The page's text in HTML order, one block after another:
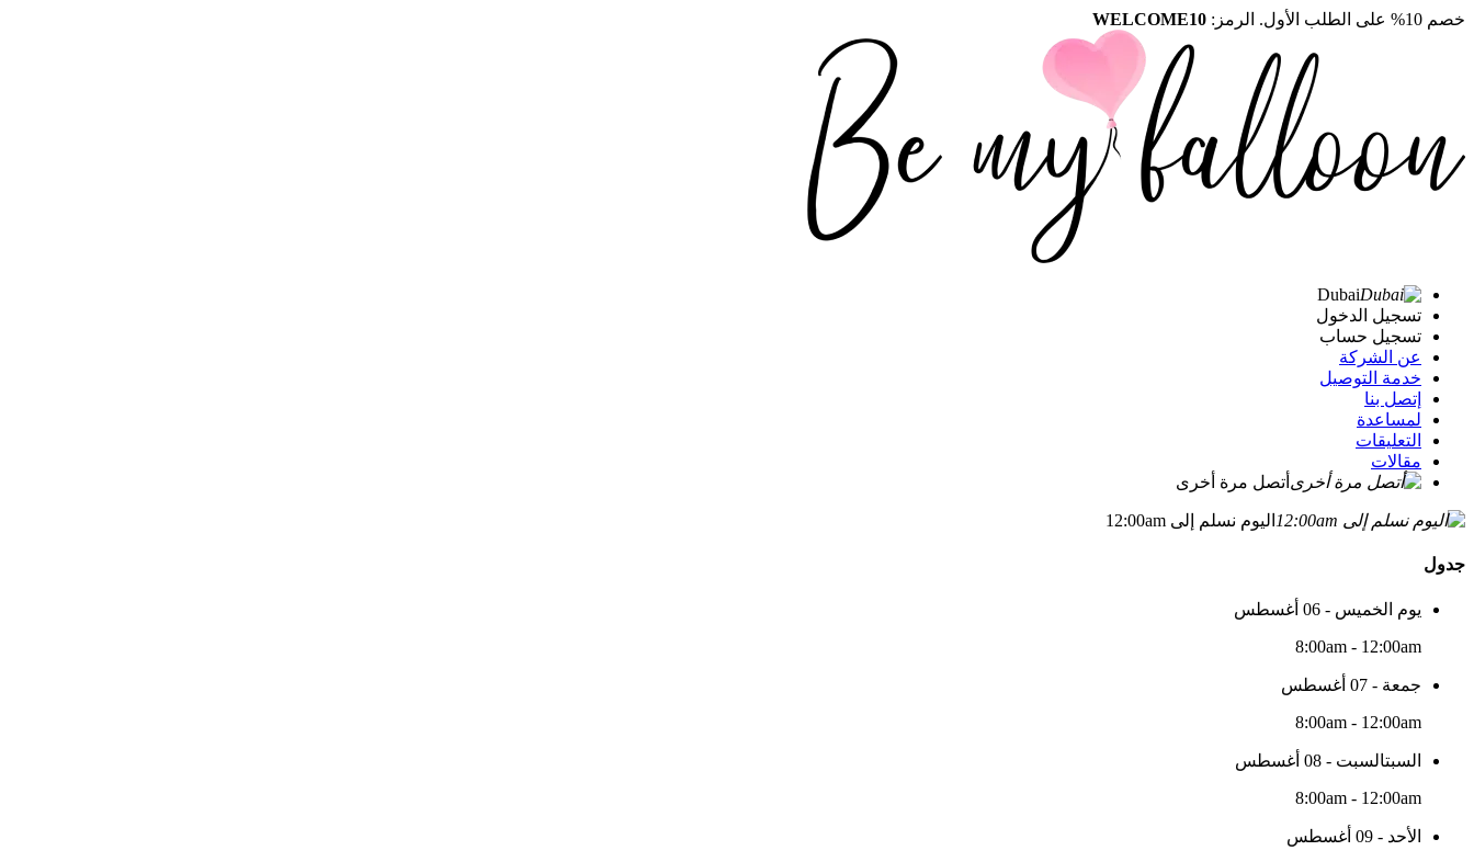
خصم 10% على الطلب الأول. الرمز: WELCOME10
Dubai
تسجيل الدخول
تسجيل حساب
عن الشركة
خدمة التوصيل
إتصل بنا
لمساعدة
التعليقات
مقالات
أتصل مرة أخرى
اليوم نسلم إلى 12:00am
جدول
يوم الخميس - 06 أغسطس
8:00am - 12:00am
جمعة - 07 أغسطس
8:00am - 12:00am
السبتالسبت - 08 أغسطس
8:00am - 12:00am
الأحد - 09 أغسطس